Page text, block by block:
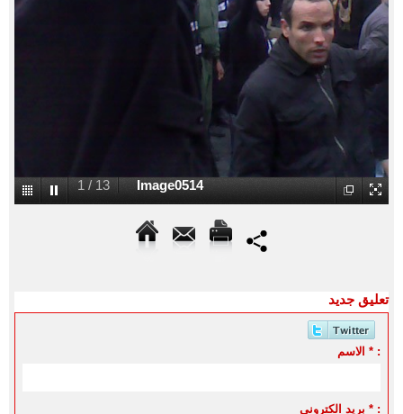
1 / 13 Image0514
تعليق جديد
الاسم * :
بريد الكتروني * :